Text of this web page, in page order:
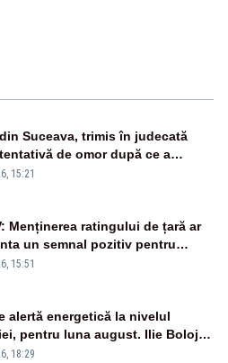
Suceava, trimis în judecată
de omor după ce a
un tânăr în urma unui conflict
15:21
Menținerea ratingului de țară ar
un semnal pozitiv pentru
Autoritățile trebuie să continue
15:51
alertă energetică la nivelul
pentru luna august. Ilie Bolojan
importuri și posibile restricții –
18:29